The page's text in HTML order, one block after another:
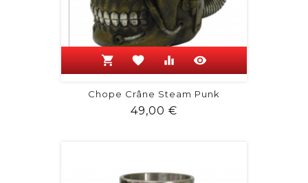
shopping_cart favorite equalizer visibility
Chope Crâne Steam Punk
49,00 €